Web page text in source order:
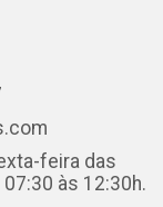
feira das
às 12:30h.